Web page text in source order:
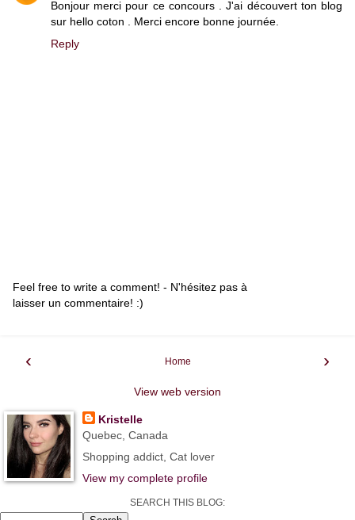
Bonjour merci pour ce concours . J'ai découvert ton blog
sur hello coton . Merci encore bonne journée.
Reply
Feel free to write a comment! - N'hésitez pas à
laisser un commentaire! :)
‹ ›
Home
View web version
Kristelle
Quebec, Canada
Shopping addict, Cat lover
View my complete profile
SEARCH THIS BLOG: